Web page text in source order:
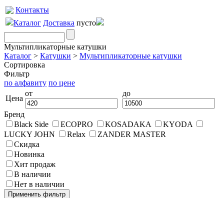
Контакты
Каталог Доставка пусто
Мультипликаторные катушки
Каталог > Катушки > Мультипликаторные катушки
Сортировка
Фильтр
по алфавиту по цене
Цена
от до
Бренд
Black Side
ECOPRO KOSADAKA
KYODA
LUCKY JOHN
Relax
ZANDER MASTER
Скидка
Новинка
Хит продаж
В наличии
Нет в наличии